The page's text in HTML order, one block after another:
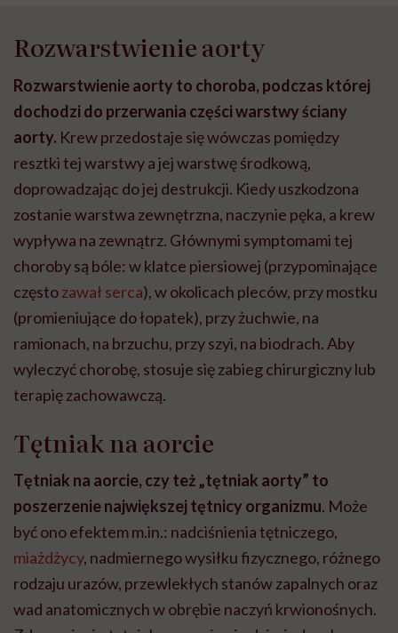
Rozwarstwienie aorty
Rozwarstwienie aorty to choroba, podczas której
dochodzi do przerwania części warstwy ściany
aorty. Krew przedostaje się wówczas pomiędzy
resztki tej warstwy a jej warstwę środkową,
doprowadzając do jej destrukcji. Kiedy uszkodzona
zostanie warstwa zewnętrzna, naczynie pęka, a krew
wypływa na zewnątrz. Głównymi symptomami tej
choroby są bóle: w klatce piersiowej (przypominające
częstozawał serca), w okolicach pleców, przy mostku
(promieniujące do łopatek), przy żuchwie, na
ramionach, na brzuchu, przy szyi, na biodrach. Aby
wyleczyć chorobę, stosuje się zabieg chirurgiczny lub
terapię zachowawczą.
Tętniak na aorcie
Tętniak na aorcie, czy też „tętniak aorty” to
poszerzenie największej tętnicy organizmu. Może
być ono efektem m.in.: nadciśnienia tętniczego,
miażdżycy, nadmiernego wysiłku fizycznego, różnego
rodzaju urazów, przewlekłych stanów zapalnych oraz
wad anatomicznych w obrębie naczyń krwionośnych.